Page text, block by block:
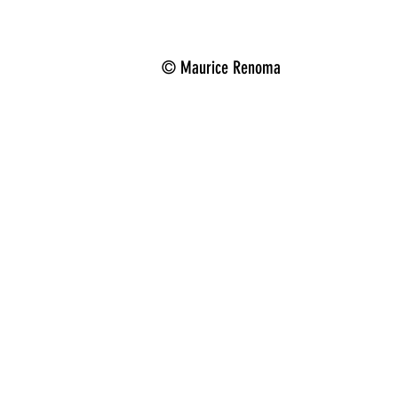
© Maurice Renoma